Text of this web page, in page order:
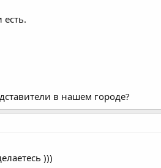
в нашем городе?
)))